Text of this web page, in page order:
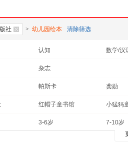
社 > 幼儿园绘本 清除筛选
认知
数学/汉
杂志
帕斯卡
龚勋
蔡志忠
圣艾克
红帽子童书馆 小猛犸
3-6岁
7-10岁